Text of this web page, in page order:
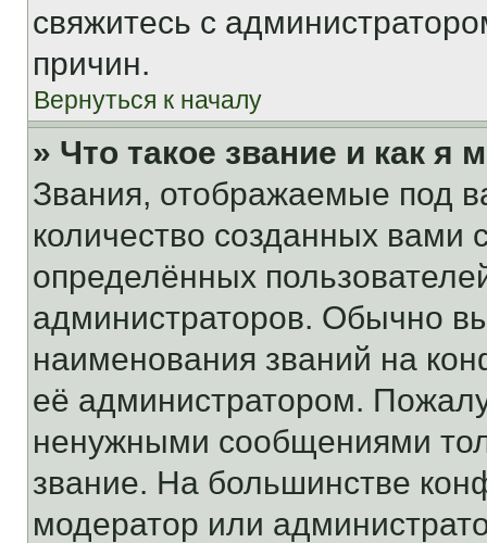
свяжитесь с
причин.
Вернуться к началу
» Что такое звание и как я
Звания, отображаемые под
количество созданных
определённых
администраторов. Обычно
наименования званий на
её администратором.
ненужными сообщениями
звание. На большинстве
модератор или